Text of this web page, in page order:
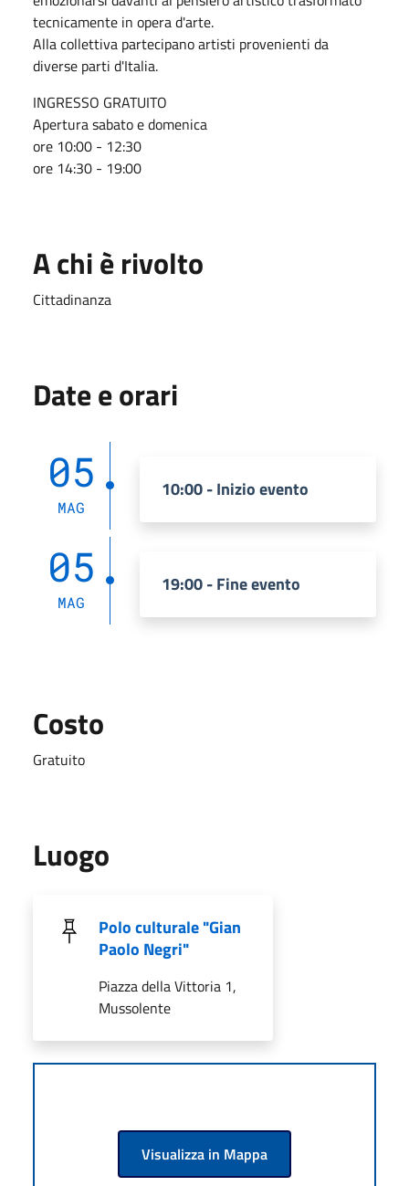
tecnicamente in opera d'arte.
Alla collettiva partecipano artisti provenienti da
diverse parti d'Italia.
INGRESSO GRATUITO
Apertura sabato e domenica
ore 10:00 - 12:30
ore 14:30 - 19:00
A chi è rivolto
Cittadinanza
Date e orari
05
MAG
10:00 - Inizio evento
05
MAG
19:00 - Fine evento
Costo
Gratuito
Luogo
Polo culturale "Gian
Paolo Negri"
Piazza della Vittoria 1,
Mussolente
Visualizza in Mappa